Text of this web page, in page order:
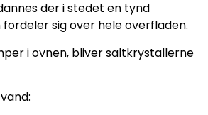
der i stedet en tynd
sig over hele overfladen.
i ovnen, bliver saltkrystallerne